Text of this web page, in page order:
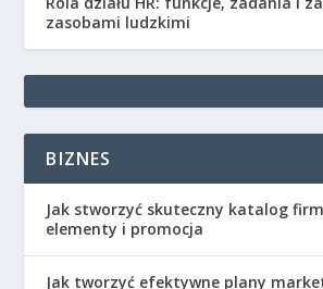
zasobami ludzkimi
BIZNES
Jak stworzyć skuteczny katalog
elementy i promocja
Jak tworzyć efektywne plany